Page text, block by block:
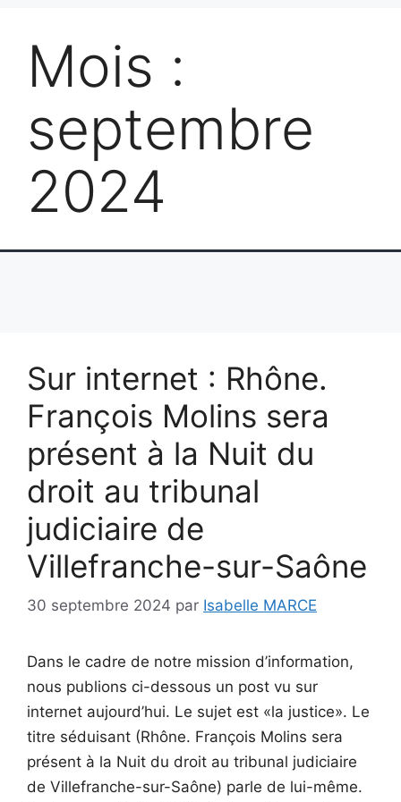
Mois :
septembre
2024
Sur internet : Rhône.
François Molins sera
présent à la Nuit du
droit au tribunal
judiciaire de
Villefranche-sur-Saône
30 septembre 2024 par Isabelle MARCE
Dans le cadre de notre mission d’information,
nous publions ci-dessous un post vu sur
internet aujourd’hui. Le sujet est «la justice». Le
titre séduisant (Rhône. François Molins sera
présent à la Nuit du droit au tribunal judiciaire
de Villefranche-sur-Saône) parle de lui-même.